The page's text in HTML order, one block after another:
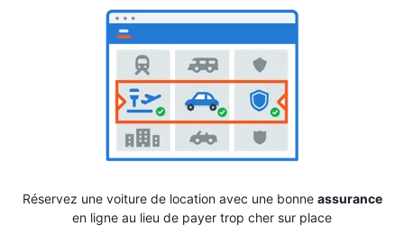
Réservez une voiture de location avec une bonne assurance
en ligne au lieu de payer trop cher sur place